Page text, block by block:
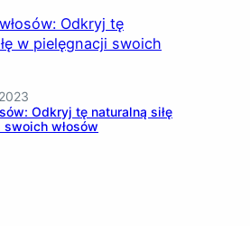
Odkryj tę naturalną siłę
włosów